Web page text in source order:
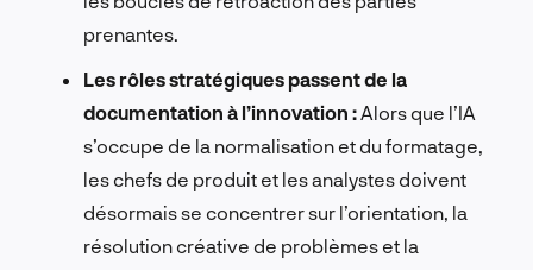
prenantes.
Les rôles stratégiques passent de la
documentation à l’innovation : Alors que l’IA
s’occupe de la normalisation et du formatage,
les chefs de produit et les analystes doivent
désormais se concentrer sur l’orientation, la
résolution créative de problèmes et la